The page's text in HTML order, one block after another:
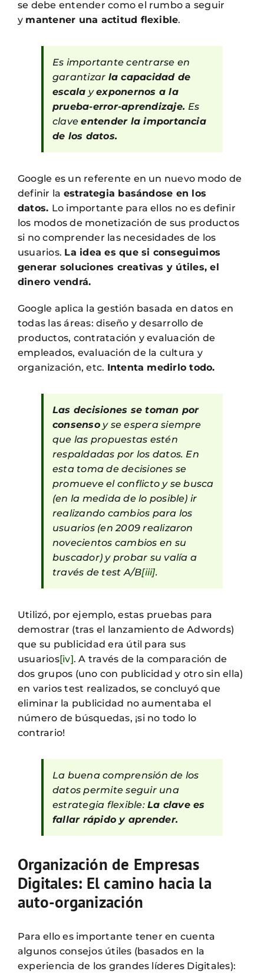
se debe entender como el rumbo a seguir
y mantener una actitud flexible.
Es importante centrarse en
garantizar la capacidad de
escala yexponernos a la
prueba-error-aprendizaje. Es
claveentender la importancia
de los datos.
Google es un referente en un nuevo modo de
definir la estrategia basándose en los
datos. Lo importante para ellos no es definir
los modos de monetización de sus productos
si no comprender las necesidades de los
usuarios. La idea es que si conseguimos
generar soluciones creativas y útiles, el
dinero vendrá.
Google aplica la gestión basada en datos en
todas las áreas: diseño y desarrollo de
productos, contratación y evaluación de
empleados, evaluación de la cultura y
organización, etc. Intenta medirlo todo.
Las decisiones se toman por
consensoy se espera siempre
que las propuestas estén
respaldadas por los datos. En
esta toma de decisiones se
promueve el conflicto y se busca
(en la medida de lo posible) ir
realizando cambios para los
usuarios (en 2009 realizaron
novecientos cambios en su
buscador) y probar su valía a
través de test A/B[iii].
Utilizó, por ejemplo, estas pruebas para
demostrar (tras el lanzamiento de Adwords)
que su publicidad era útil para sus
usuarios[iv]. A través de la comparación de
dos grupos (uno con publicidad y otro sin ella)
en varios test realizados, se concluyó que
eliminar la publicidad no aumentaba el
número de búsquedas, ¡si no todo lo
contrario!
La buena comprensión de los
datos permite seguir una
estrategia flexible:La clave es
fallar rápido y aprender.
Organización de Empresas
Digitales: El camino hacia la
auto-organización
Para ello es importante tener en cuenta
algunos consejos útiles (basados en la
experiencia de los grandes líderes Digitales):